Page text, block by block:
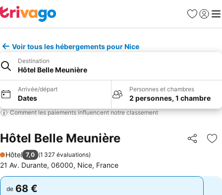
Favoris
Se
Voir tous les hébergements pour Nice
Destination
Hôtel Belle Meunière
Arrivée/départ
Dates
Personnes et chambres
2 personnes, 1 chambre
Comment les paiements influencent notre classement
Hôtel Belle Meunière Partager
1 Étoiles
Hôtel 7,0 (1 327 évaluations)
21 Av. Durante, 06000, Nice, France
de 68 €
de 68 €